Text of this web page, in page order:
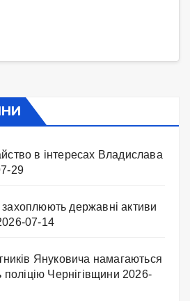
в інтересах Владислава
29
державні активи
07-14
Януковича намагаються
поліцію Чернігівщини 2026-